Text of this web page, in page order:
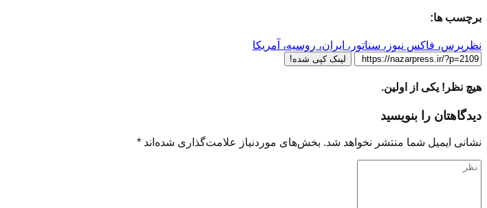
برچسب ها:
نظرپرس، فاکس نیوز، سناتور، ایران، روسیه، آمریکا
لینک کپی شده!
هیچ نظر! یکی از اولین.
دیدگاهتان را بنویسید
نشانی ایمیل شما منتشر نخواهد شد. بخش‌های موردنیاز علامت‌گذاری شده‌اند *